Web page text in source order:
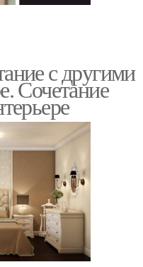
с другими
Сочетание